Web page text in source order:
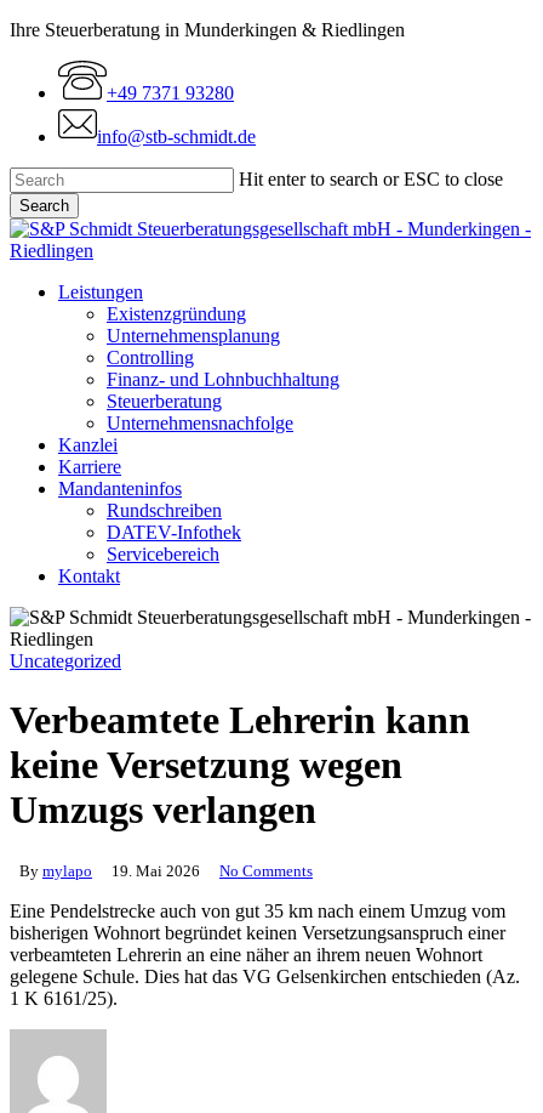
Skip
content
Ihre Steuerberatung in Munderkingen & Riedlingen
+49 7371 93280
info@stb-schmidt.de
Hit enter to search or ESC to close
Search
Close
Search
Menu
Leistungen
Existenzgründung
Unternehmensplanung
Controlling
Finanz- und Lohnbuchhaltung
Steuerberatung
Unternehmensnachfolge
Kanzlei
Karriere
Mandanteninfos
Rundschreiben
DATEV-Infothek
Servicebereich
Kontakt
Uncategorized
Verbeamtete Lehrerin kann
keine Versetzung wegen
Umzugs verlangen
By mylapo 19. Mai 2026 No Comments
Eine Pendelstrecke auch von gut 35 km nach einem Umzug vom
bisherigen Wohnort begründet keinen Versetzungsanspruch einer
verbeamteten Lehrerin an eine näher an ihrem neuen Wohnort
gelegene Schule. Dies hat das VG Gelsenkirchen entschieden (Az.
1 K 6161/25).